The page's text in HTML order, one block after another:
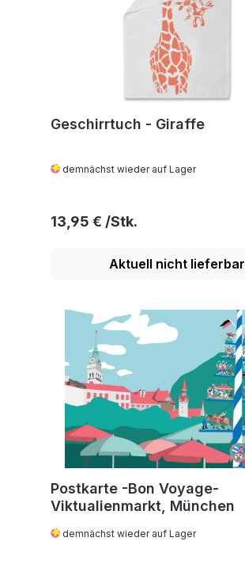
Geschirrtuch - Giraffe
demnächst wieder auf Lager
Regulärer Preis:
13,95 €
Aktuell nicht lieferbar
Postkarte -Bon Voyage-
Viktualienmarkt, München
demnächst wieder auf Lager